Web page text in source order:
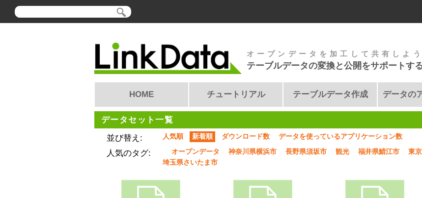
オープンデータを加工して共有しよう
テーブルデータの変換と公開をサポートす
HOME チュートリアル テーブルデータ作成 データの
データセット一覧
並び替え: 人気順 新着順 ダウンロード数 データを使っているアプリケーション数
人気のタグ: オープンデータ 神奈川県横浜市 長野県須坂市 観光 福井県鯖江市 東
埼玉県さいたま市